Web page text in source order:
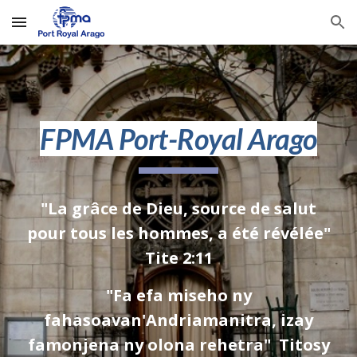
Skip to main content Skip to navigation
FPMA Port-Royal Arago
"La grâce de Dieu, source de salut
pour tous les hommes, a été révélée"
Tite 2:11
"Fa efa miseho ny
fahasoavan'Andriamanitra, izay
famonjena ny olona rehetra" Titosy